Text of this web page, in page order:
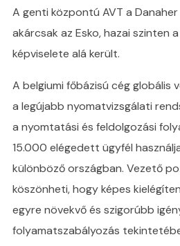
A genti központú AVT a
akárcsak az Esko, hazai szinten
képviselete alá került.
A belgiumi főbázisú cég
a legújabb nyomatvizsgálati
a nyomtatási és feldolgozási
15.000 elégedett ügyfél
különböző országban. Vezető
köszönheti, hogy képes
egyre növekvő és szigorúbb
folyamatszabályozás